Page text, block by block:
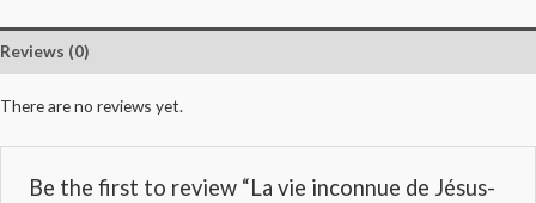
Reviews (0)
There are no reviews yet.
Be the first to review “La vie inconnue de Jésus-